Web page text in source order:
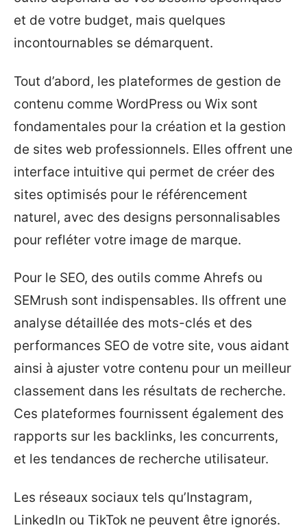
et de votre budget, mais quelques
incontournables se démarquent.
Tout d’abord, les plateformes de gestion de
contenu comme WordPress ou Wix sont
fondamentales pour la création et la gestion
de sites web professionnels. Elles offrent une
interface intuitive qui permet de créer des
sites optimisés pour le référencement
naturel, avec des designs personnalisables
pour refléter votre image de marque.
Pour le SEO, des outils comme Ahrefs ou
SEMrush sont indispensables. Ils offrent une
analyse détaillée des mots-clés et des
performances SEO de votre site, vous aidant
ainsi à ajuster votre contenu pour un meilleur
classement dans les résultats de recherche.
Ces plateformes fournissent également des
rapports sur les backlinks, les concurrents,
et les tendances de recherche utilisateur.
Les réseaux sociaux tels qu’Instagram,
LinkedIn ou TikTok ne peuvent être ignorés.